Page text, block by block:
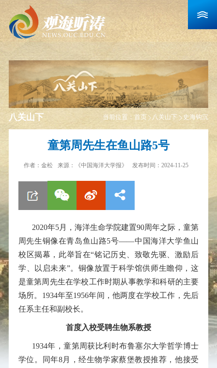
当前位置： 首页 八关山下 史海钩沉
八关山下
童第周先生在鱼山路5号
作者： 金松 来源： 《中国海洋大学报》 发布时间：2024-11-25
2020年5月，海洋生命学院建置90周年之际，童第
周先生铜像在青岛鱼山路5号——中国海洋大学鱼山
校区揭幕，此举旨在“铭记历史、致敬先驱、激励后
学、以启未来”。铜像放置于科学馆供师生瞻仰，这
是童第周先生在学校工作时期从事教学和科研的主要
场所。1934年至1956年间，他两度在学校工作，先后
任系主任和副校长。
首度入校受聘生物系教授
1934年，童第周获比利时布鲁塞尔大学哲学博士
学位。同年8月，经生物学家蔡堡教授推荐，他接受